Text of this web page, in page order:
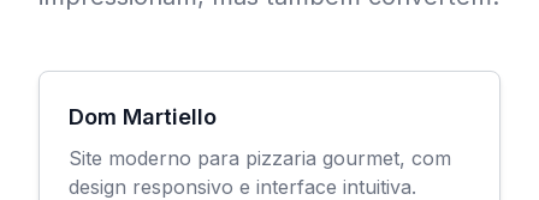
Dom Martiello
Site moderno para pizzaria gourmet, com
design responsivo e interface intuitiva.